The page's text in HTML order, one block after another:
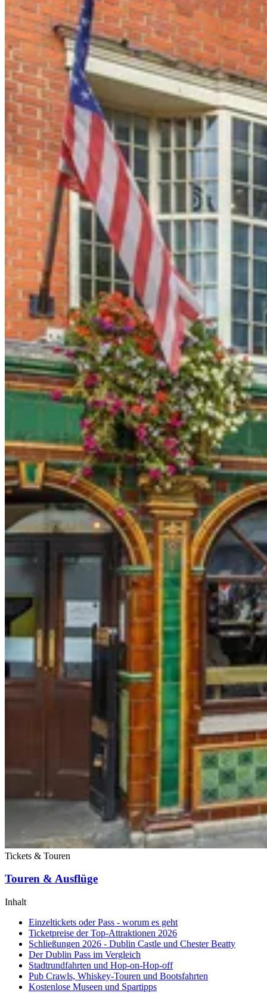
Tickets & Touren
Touren & Ausflüge
Inhalt
Einzeltickets oder Pass - worum es geht
Ticketpreise der Top-Attraktionen 2026
Schließungen 2026 - Dublin Castle und Chester Beatty
Der Dublin Pass im Vergleich
Stadtrundfahrten und Hop-on-Hop-off
Pub Crawls, Whiskey-Touren und Bootsfahrten
Kostenlose Museen und Spartipps